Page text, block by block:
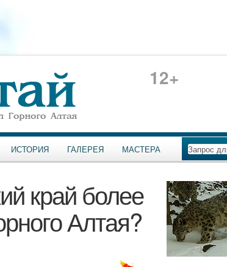
12+
ИСТОРИЯ ГАЛЕРЕЯ МАСТЕРА
край более
Алтая?